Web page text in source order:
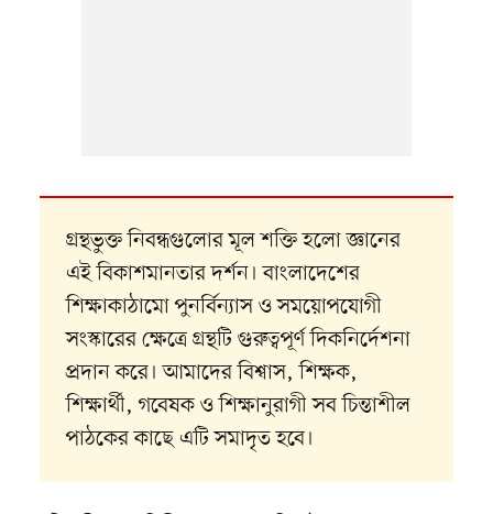
গ্রন্থভুক্ত নিবন্ধগুলোর মূল শক্তি হলো জ্ঞানের
এই বিকাশমানতার দর্শন। বাংলাদেশের
শিক্ষাকাঠামো পুনর্বিন্যাস ও সময়োপযোগী
সংস্কারের ক্ষেত্রে গ্রন্থটি গুরুত্বপূর্ণ দিকনির্দেশনা
প্রদান করে। আমাদের বিশ্বাস, শিক্ষক,
শিক্ষার্থী, গবেষক ও শিক্ষানুরাগী সব চিন্তাশীল
পাঠকের কাছে এটি সমাদৃত হবে।